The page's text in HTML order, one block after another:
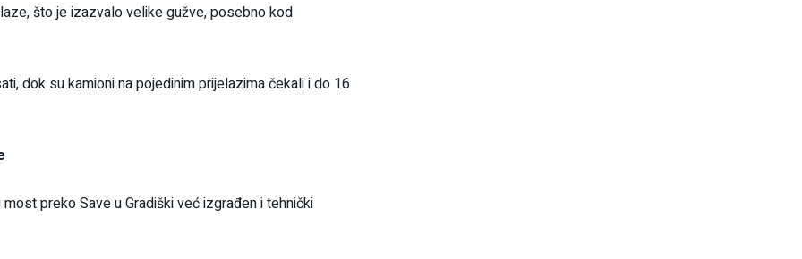
što je izazvalo velike gužve, posebno kod
dok su kamioni na pojedinim prijelazima čekali i do 16
preko Save u Gradiški već izgrađen i tehnički